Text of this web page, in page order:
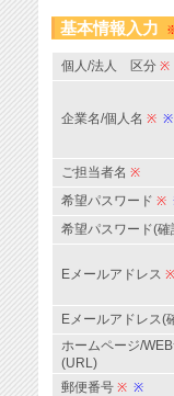
基本情報入力
個人/法人 区分 ※
企業名/個人名 ※ ※
ご担当者名 ※
希望パスワード ※
希望パスワード(確
Eメールアドレス ※
Eメールアドレス(
ホームページ/WEB
(URL)
郵便番号 ※ ※